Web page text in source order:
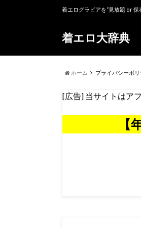
着エロ大辞典
着エログラビアを“見放題 or 保
ホーム プライバシーポリ
[広告] 当サイトはア